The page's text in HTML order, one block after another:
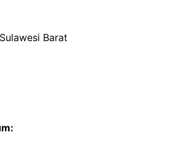
Barat